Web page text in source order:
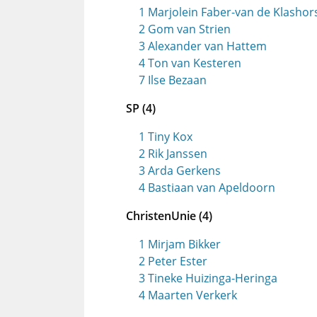
1 Marjolein Faber-van de
2 Gom van Strien
3 Alexander van Hattem
4 Ton van Kesteren
7 Ilse Bezaan
SP (4)
1 Tiny Kox
2 Rik Janssen
3 Arda Gerkens
4 Bastiaan van Apeldoorn
ChristenUnie (4)
1 Mirjam Bikker
2 Peter Ester
3 Tineke Huizinga-Heringa
4 Maarten Verkerk